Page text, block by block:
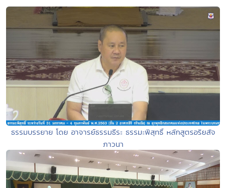
ธรรมบรรยาย โดย อาจารย์ธรรมธีระ ธรรมะพิสุทธิ์ หลักสูตรอริยสัจ
ภาวนา